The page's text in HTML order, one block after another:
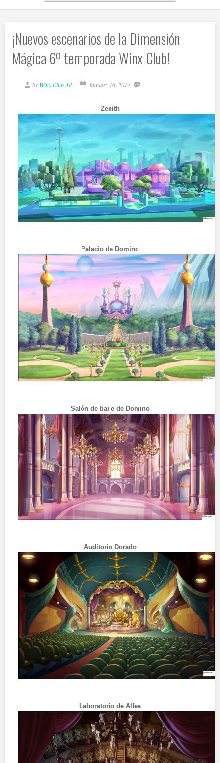
¡Nuevos escenarios de la Dimensión
Mágica 6º temporada Winx Club!
by Winx Club All January 16, 2014
Zenith
Palacio de Domino
Salón de baile de Domino
Auditorio Dorado
Laboratorio de Alfea